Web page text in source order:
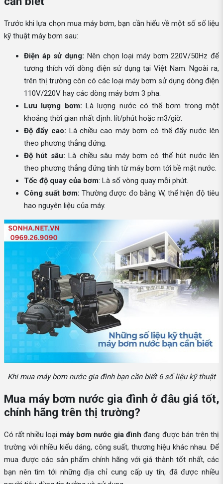
Trước khi lựa chọn mua máy bơm, bạn cần hiểu về một số số liệu
kỹ thuật máy bơm sau:
Điện áp sử dụng: Nên chọn loại máy bơm 220V/50Hz để
tương thích với dòng điện sử dụng tại Việt Nam. Ngoài ra,
trên thị trường còn có các loại máy bơm sử dụng dòng điện
110V/220V hay các dòng máy bơm 3 pha.
Lưu lượng bơm: Là lượng nước có thể bơm trong một
khoảng thời gian nhất định: lít/phút hoặc m3/giờ.
Độ đẩy cao: Là chiều cao máy bơm có thể đẩy nước lên
theo phương thẳng đứng.
Độ hút sâu: Là chiều sâu máy bơm có thể hút nước lên
theo phương thẳng đứng tính từ máy bơm tới bề mặt nước.
Tốc độ quay của bơm: Là số vòng quay mỗi phút.
Công suất bơm: Thường được đo bằng W, thể hiện độ tiêu
hao nguyên liệu của máy.
Khi mua máy bơm nước gia đình bạn cần biết 6 số liệu kỹ thuật
Mua máy bơm nước gia đình ở đâu giá tốt,
chính hãng trên thị trường?
Có rất nhiều loại máy bơm nước gia đình đang được bán trên thị
trường với nhiều kiểu dáng, công suất, thương hiệu khác nhau. Để
mua được các sản phẩm chính hãng với giá thành tốt nhất, các
bạn nên tìm tới những địa chỉ cung cấp uy tín, đã được nhiều